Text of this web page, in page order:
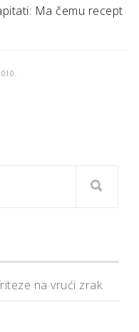
Ma čemu recept
na vrući zrak